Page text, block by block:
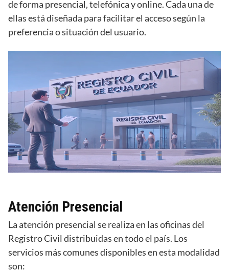
de forma presencial, telefónica y online. Cada una de
ellas está diseñada para facilitar el acceso según la
preferencia o situación del usuario.
Atención Presencial
La atención presencial se realiza en las oficinas del
Registro Civil distribuidas en todo el país. Los
servicios más comunes disponibles en esta modalidad
son: